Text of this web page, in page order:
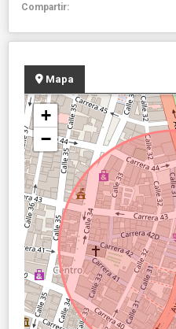
Compartir:
Mapa
+
−